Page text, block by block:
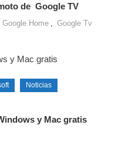
de Google TV
Google Home Google Tv
Noticias
y Mac gratis